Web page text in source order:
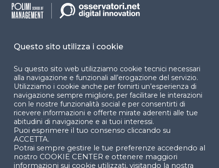
Facebook LinkedIn
© 2024 Copyright © Politecnico di Milano Dipartimento
di Ingegneria Gestionale
Questo sito utilizza i cookie
Su questo sito web utilizziamo cookie tecnici necessari
alla navigazione e funzionali all’erogazione del servizio.
Utilizziamo i cookie anche per fornirti un’esperienza di
navigazione sempre migliore, per facilitare le interazioni
con le nostre funzionalità social e per consentirti di
ricevere informazioni e offerte mirate aderenti alle tue
abitudini di navigazione e ai tuoi interessi.
Puoi esprimere il tuo consenso cliccando su
ACCETTA.
Potrai sempre gestire le tue preferenze accedendo al
nostro COOKIE CENTER e ottenere maggiori
informazioni sui cookie utilizzati, visitando la nostra